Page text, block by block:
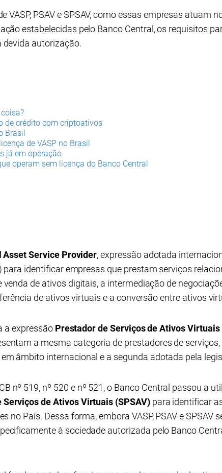
VASP, PSAV e SPSAV, como essas empresas atuam
estabelecidas pelo Banco Central, os requisitos
devida autorização.
coisa?
de crédito com criptoativos
Brasil
de VASP no Brasil
já em operação
operam sem licença do Banco Central
Asset Service Provider, expressão adotada
para identificar empresas que prestam serviços
de ativos digitais, a intermediação de
de ativos virtuais e a conversão entre ativos
a expressão Prestador de Serviços de Ativos Virtuais
a mesma categoria de prestadores de
âmbito internacional e a segunda adotada pela
nº 519, nº 520 e nº 521, o Banco Central passou a
de Ativos Virtuais (SPSAV)para identificar
no País. Dessa forma, embora VASP, PSAV e SPSAV
à sociedade autorizada pelo Banco